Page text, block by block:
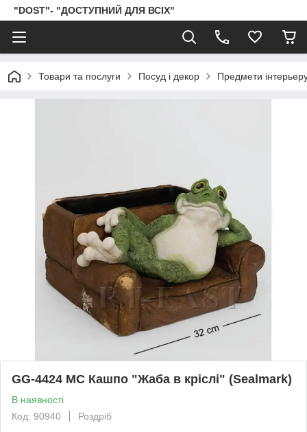
"DOST"- "ДОСТУПНИЙ ДЛЯ ВСІХ"
Товари та послуги Посуд і декор Предмети
GG-4424 MC Кашпо "Жаба в кріслі" (Sealmark)
В наявності
Код: 90940
Роздріб